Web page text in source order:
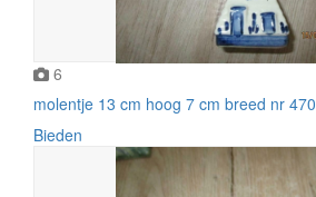
6
molentje 13 cm hoog 7 cm breed nr 470
Bieden